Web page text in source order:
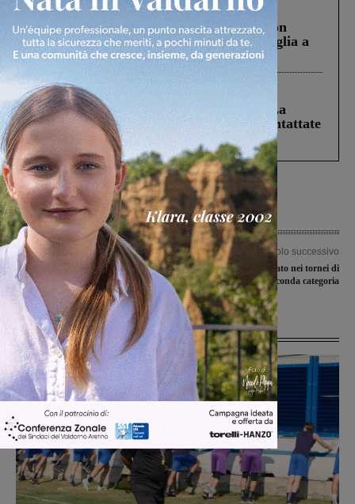
Cronaca 3 Agosto 2026
Scomparso da una struttura di Castiglion
Fiorentino l’uomo che aveva ucciso la figlia a
Levane nel 2020
Cronaca 5 Agosto 2026
Continuano le ricerche di Miah Billal. La
Prefettura: “In caso di avvistamento contattate
il 112”
Articolo precedente
“Pietra Sublime”, si apre il primo
simposio internazionale di scultura
Articolo successivo
Penultima di campionato nei tornei di
Prima e Seconda categoria
Ultime Notizie